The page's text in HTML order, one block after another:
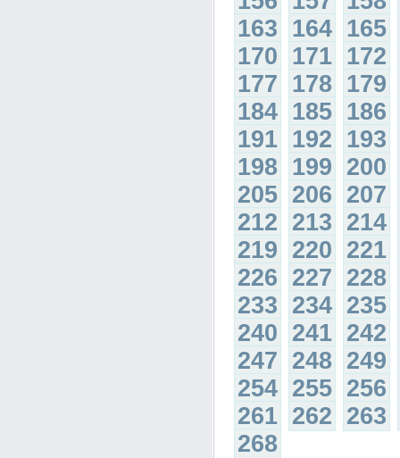
163 164 165
170 171 172
177 178 179
184 185 186
191 192 193
198 199 200
205 206 207
212 213 214
219 220 221
226 227 228
233 234 235
240 241 242
247 248 249
254 255 256
261 262 263
268